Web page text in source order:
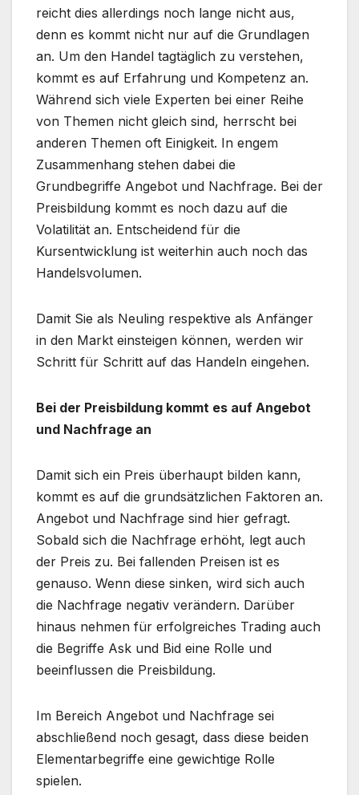
reicht dies allerdings noch lange nicht aus,
denn es kommt nicht nur auf die Grundlagen
an. Um den Handel tagtäglich zu verstehen,
kommt es auf Erfahrung und Kompetenz an.
Während sich viele Experten bei einer Reihe
von Themen nicht gleich sind, herrscht bei
anderen Themen oft Einigkeit. In engem
Zusammenhang stehen dabei die
Grundbegriffe Angebot und Nachfrage. Bei der
Preisbildung kommt es noch dazu auf die
Volatilität an. Entscheidend für die
Kursentwicklung ist weiterhin auch noch das
Handelsvolumen.
Damit Sie als Neuling respektive als Anfänger
in den Markt einsteigen können, werden wir
Schritt für Schritt auf das Handeln eingehen.
Bei der Preisbildung kommt es auf Angebot
und Nachfrage an
Damit sich ein Preis überhaupt bilden kann,
kommt es auf die grundsätzlichen Faktoren an.
Angebot und Nachfrage sind hier gefragt.
Sobald sich die Nachfrage erhöht, legt auch
der Preis zu. Bei fallenden Preisen ist es
genauso. Wenn diese sinken, wird sich auch
die Nachfrage negativ verändern. Darüber
hinaus nehmen für erfolgreiches Trading auch
die Begriffe Ask und Bid eine Rolle und
beeinflussen die Preisbildung.
Im Bereich Angebot und Nachfrage sei
abschließend noch gesagt, dass diese beiden
Elementarbegriffe eine gewichtige Rolle
spielen.